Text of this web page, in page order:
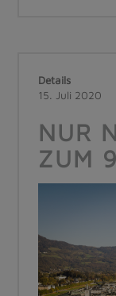
Details
15. Juli 2020
NUR
ZUM